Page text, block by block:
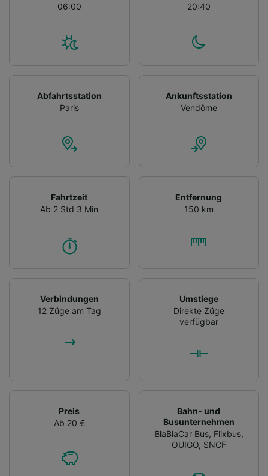
06:00
20:40
Abfahrtsstation
Paris
Ankunftsstation
Vendôme
Fahrtzeit
Ab 2 Std 3 Min
Entfernung
150 km
Verbindungen
12 Züge am Tag
Umstiege
Direkte Züge
verfügbar
Preis
Ab 20 €
Bahn- und
Busunternehmen
BlaBlaCar Bus, Flixbus,
OUIGO, SNCF